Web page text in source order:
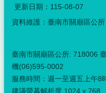
更新日期： 115-08-07
資料維護：臺南市關廟區公所
臺南市關廟區公所: 718006
機(06)595-0002
服務時間：週一至週五上午8
建議螢幕解析度 1024 x 768